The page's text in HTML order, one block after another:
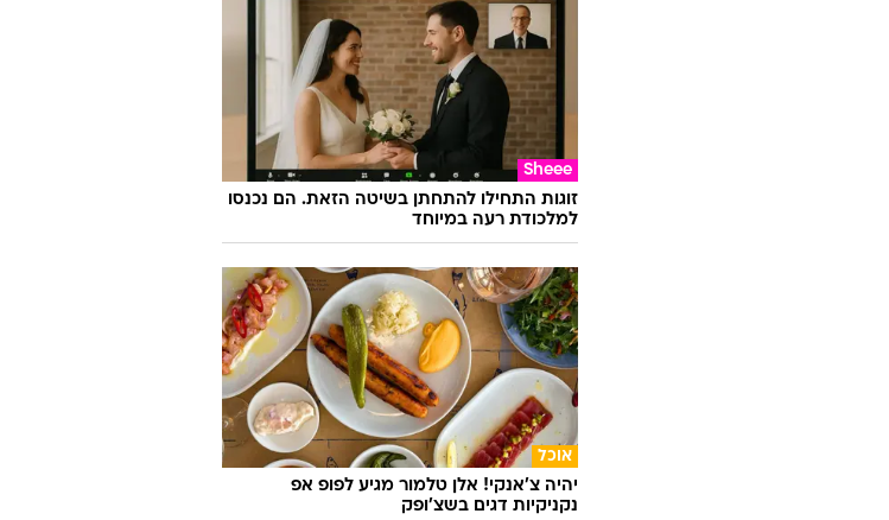
Sheee
זוגות התחילו להתחתן בשיטה הזאת. הם נכנסו
למלכודת רעה במיוחד
אוכל
יהיה צ'אנקי! אלן טלמור מגיע לפופ אפ
נקניקיות דגים בשצ'ופק